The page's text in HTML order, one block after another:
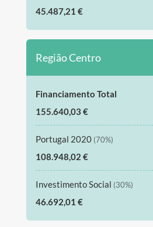
45.487,21 €
Região Centro
Financiamento Total
155.640,03 €
Portugal 2020 (70%)
108.948,02 €
Investimento Social (30%)
46.692,01 €